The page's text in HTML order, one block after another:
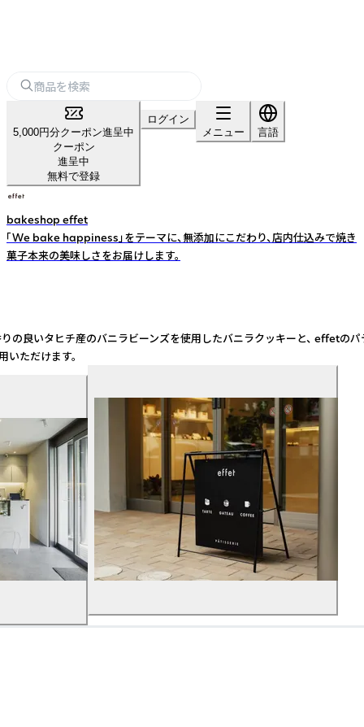
5,000円分クーポン進呈中
クーポン
進呈中
無料で登録
ログイン
メニュー
言語
bakeshop effet
「We bake happiness」をテーマに、無添加にこだわり、店内仕込みで焼き
菓子本来の美味しさをお届けします。
いタヒチ産のバニラビーンズを使用したバニラクッキーと、
ただけます。